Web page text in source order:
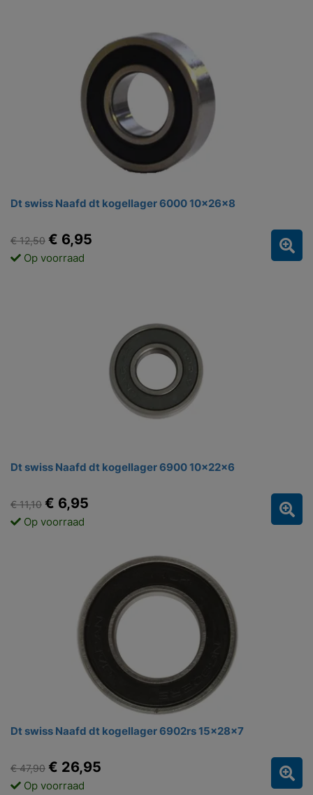
Dt swiss Naafd dt kogellager 6000 10x26x8
€ 12,50 € 6,95
Op voorraad
Dt swiss Naafd dt kogellager 6900 10x22x6
€ 11,10 € 6,95
Op voorraad
Dt swiss Naafd dt kogellager 6902rs 15x28x7
€ 47,90 € 26,95
Op voorraad